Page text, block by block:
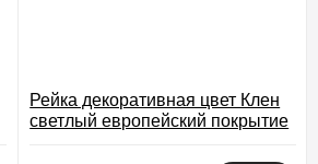
Рейка декоративная цвет Клен
светлый европейский покрытие